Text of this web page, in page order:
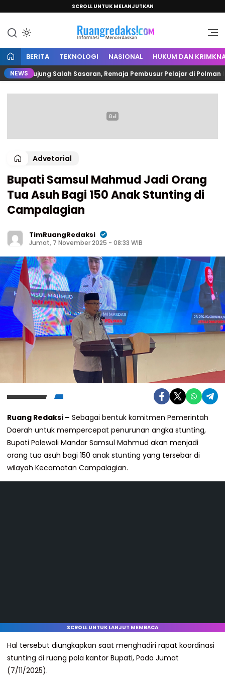
SCROLL UNTUK MELANJUTKAN
Ruang Redaksi
Informasi Mencerdaskan
BERITA TEKNOLOGI NASIONAL HUKUM DAN
NEWS Salah Sasaran, Remaja Pembusur Pelajar di Polman
Advetorial
Bupati Samsul Mahmud Jadi Orang
Tua Asuh Bagi 150 Anak Stunting di
Campalagian
TimRuangRedaksi
Jumat, 7 November 2025 - 08:33 WIB
Ruang Redaksi – Sebagai bentuk komitmen Pemerintah
Daerah untuk mempercepat penurunan angka stunting,
Bupati Polewali Mandar Samsul Mahmud akan menjadi
orang tua asuh bagi 150 anak stunting yang tersebar di
wilayah Kecamatan Campalagian.
SCROLL UNTUK LANJUT MEMBACA
Hal tersebut diungkapkan saat menghadiri rapat koordinasi
stunting di ruang pola kantor Bupati, Pada Jumat
(7/11/2025).